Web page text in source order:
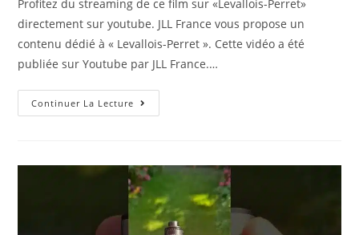
Profitez du streaming de ce film sur «Levallois-Perret»
directement sur youtube. JLL France vous propose un
contenu dédié à « Levallois-Perret ». Cette vidéo a été
publiée sur Youtube par JLL France.…
Continuer La Lecture Levallois-
Perret,Bureaux
Perret
–
Rue
Chaptal
92300